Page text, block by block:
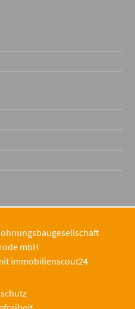
mbH
immobilienscout24